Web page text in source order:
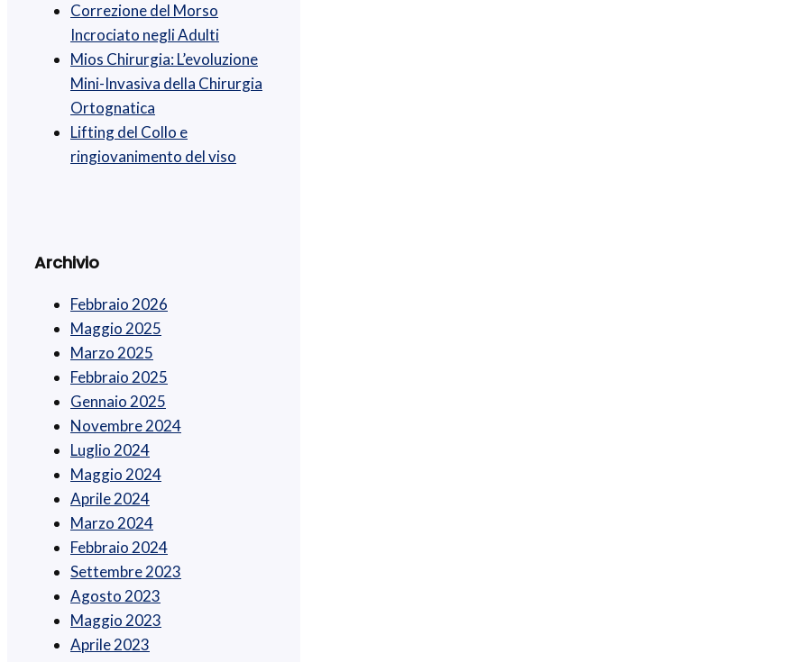
Correzione del Morso
Incrociato negli Adulti
Mios Chirurgia : L’evoluzione
Mini-Invasiva della Chirurgia
Ortognatica
Lifting del Collo e
ringiovanimento del viso
Archivio
Febbraio 2026
Maggio 2025
Marzo 2025
Febbraio 2025
Gennaio 2025
Novembre 2024
Luglio 2024
Maggio 2024
Aprile 2024
Marzo 2024
Febbraio 2024
Settembre 2023
Agosto 2023
Maggio 2023
Aprile 2023